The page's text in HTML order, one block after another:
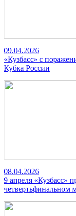
09.04.2026
«Кузбасс» с
Кубка России
08.04.2026
9 апреля «Кузбасс»
четвертьфинальном